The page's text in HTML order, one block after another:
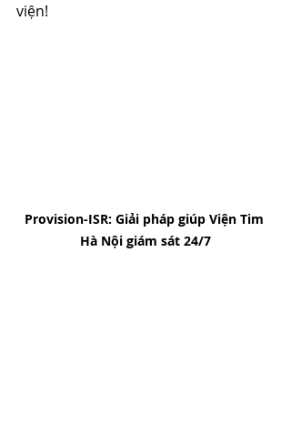
viện!
Provision-ISR: Giải pháp giúp Viện Tim
Hà Nội giám sát 24/7